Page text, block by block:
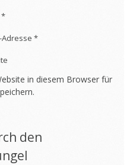
*
Adresse *
in diesem Browser für
den